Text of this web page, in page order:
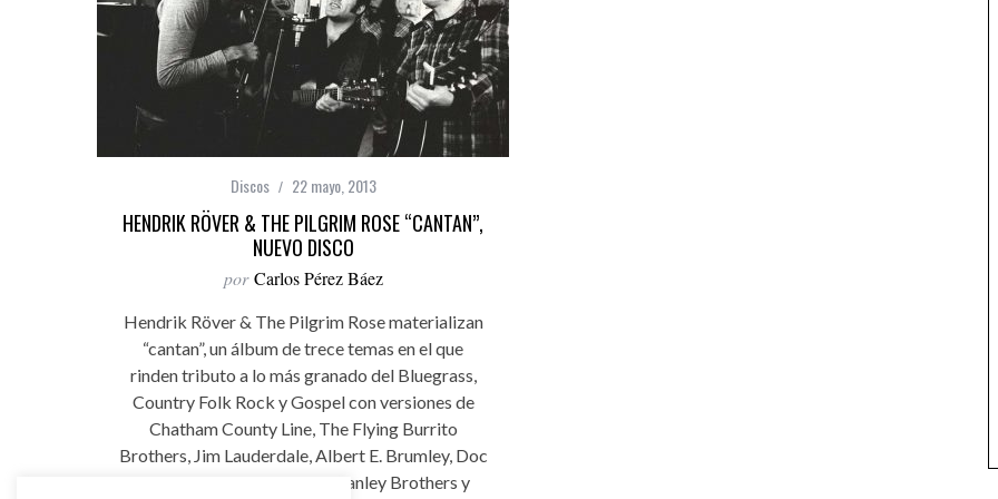
Discos 22 mayo, 2013
HENDRIK RÖVER & THE PILGRIM ROSE “CANTAN”,
NUEVO DISCO
por Carlos Pérez Báez
Hendrik Röver & The Pilgrim Rose materializan
“cantan”, un álbum de trece temas en el que
rinden tributo a lo más granado del Bluegrass,
Country Folk Rock y Gospel con versiones de
Chatham County Line, The Flying Burrito
Brothers, Jim Lauderdale, Albert E. Brumley, Doc
Watson, Louvin Brothers, Stanley Brothers y